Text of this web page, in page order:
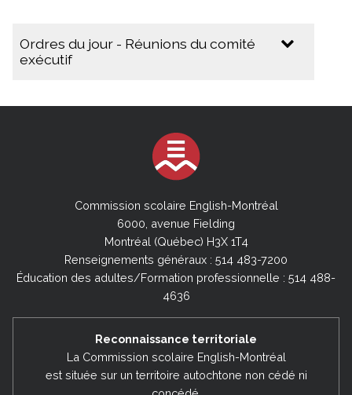
10 février 2026
14 novembre 2025 (Réunion extraordinaire
15 octobre 2025 (Réunion extraordinaire du
15 octobre 2025 (Réunion extraordinaire du
30 septembre 2025
28 août 2025
2024-2025
Ordres du jour - Réunions du comité
exécutif
14 novembre 2025 (Réunion extraordinaire
du comité exécutif)
28 août 2025
17 juin 2025
4 Février 2025
17 décembre 2024
Commission scolaire English-Montréal
6000, avenue Fielding
Montréal (Québec) H3X 1T4
Renseignements généraux : 514 483-7200
Éducation des adultes/Formation professionnelle : 514 488-
4636
Reconnaissance territoriale
La Commission scolaire English-Montréal
est située sur un territoire autochtone non cédé ni